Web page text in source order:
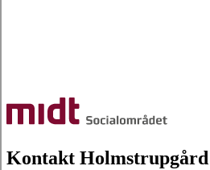
Kontakt Holmstrupgård